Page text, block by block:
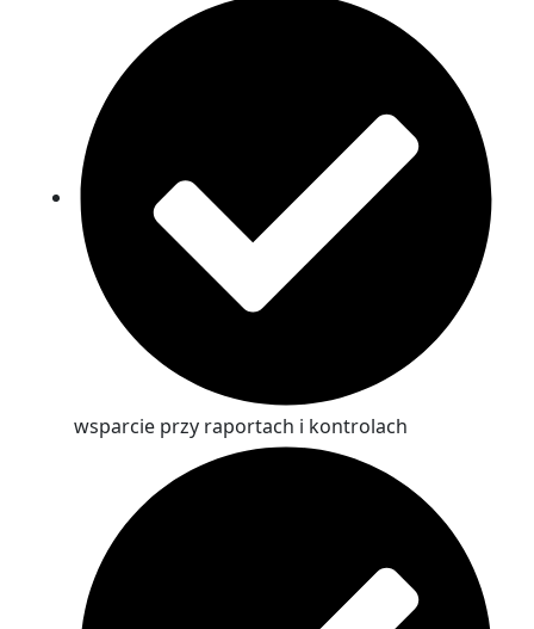
wsparcie przy raportach i kontrolach